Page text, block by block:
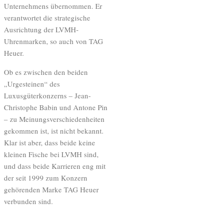
Unternehmens übernommen. Er
verantwortet die strategische
Ausrichtung der LVMH-
Uhrenmarken, so auch von TAG
Heuer.
Ob es zwischen den beiden
„Urgesteinen“ des
Luxusgüterkonzerns – Jean-
Christophe Babin und Antone Pin
– zu Meinungsverschiedenheiten
gekommen ist, ist nicht bekannt.
Klar ist aber, dass beide keine
kleinen Fische bei LVMH sind,
und dass beide Karrieren eng mit
der seit 1999 zum Konzern
gehörenden Marke TAG Heuer
verbunden sind.